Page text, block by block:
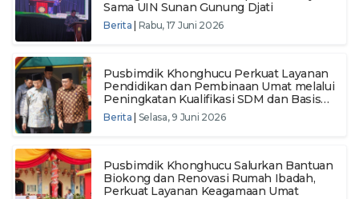
Sama UIN Sunan Gunung Djati
Berita Rabu, 17 Juni 2026
Pusbimdik Khonghucu Perkuat Layanan
Pendidikan dan Pembinaan Umat melalui
Peningkatan Kualifikasi SDM dan Basis
Data Nasional
Berita Selasa, 9 Juni 2026
Pusbimdik Khonghucu Salurkan Bantuan
Biokong dan Renovasi Rumah Ibadah,
Perkuat Layanan Keagamaan Umat